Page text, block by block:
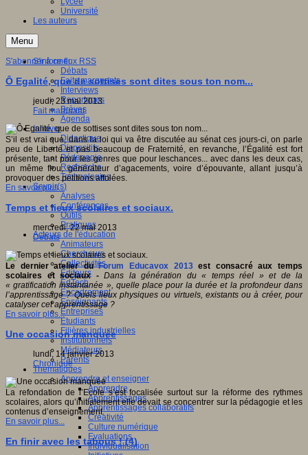
Université
Les auteurs
Menu
S'informer
Débats
Faits marquants
Interviews
Reportages
Brèves
Agenda
Innover
Didactique
Dispositifs
Pédagogie
Recherche
Technologies
Savoir(s)
Analyses
Conférences
Outils
Pratiques
Acteurs de l'éducation
Animateurs
Chercheurs
Collectivités
Editeurs
EdTech
Encadrement
Enseignants
Entreprises
Etudiants
Filières industrielles
Institutionnels
Médiateurs
Parents
Thématiques
Apprendre et enseigner
Apprendre
Apprentissages
Apprentissages collaboratifs
Créativité
Culture numérique
Evaluations
Individualisation
S'abonner à ce flux RSS
Ô Egalité, que de sottises sont dites sous ton nom...
jeudi, 23 mai 2013
Fait marquant
S’il est vrai que, dans la loi qui va être discutée au sénat ces jours-ci, on parle
peu de Liberté et pas beaucoup de Fraternité, en revanche, l’Égalité est fort
présente, tant pour les genres que pour leschances... avec dans les deux cas,
un même flou, générateur d’agacements, voire d’épouvante, allant jusqu’à
provoquer des pétitions affolées.
En savoir plus...
Temps et lieux scolaires et sociaux.
mercredi, 22 mai 2013
Débats
Le dernier atelier duForum Educavox 2013est consacré aux temps
scolaires et sociaux - Dans la génération du « temps réel » et de la
« gratification instantanée », quelle place pour la durée et la profondeur dans
l’apprentissage ? Quels lieux physiques ou virtuels, existants ou à créer, pour
catalyser cet apprentissage ?
En savoir plus...
Une occasion manquée
lundi, 14 janvier 2013
Chronique
La refondation de l’Ecole s’est focalisée surtout sur la réforme des rythmes
scolaires, alors qu’initialement elle devait se concentrer sur la pédagogie et les
contenus d’enseignement.
En savoir plus...
En finir avec les tabous ! (4)